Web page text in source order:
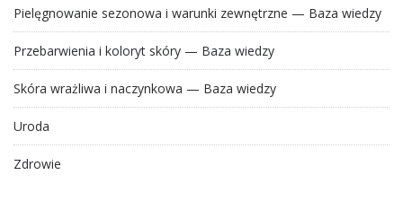
Pielęgnowanie sezonowa i warunki zewnętrzne — Baza wiedzy
Przebarwienia i koloryt skóry — Baza wiedzy
Skóra wrażliwa i naczynkowa — Baza wiedzy
Uroda
Zdrowie